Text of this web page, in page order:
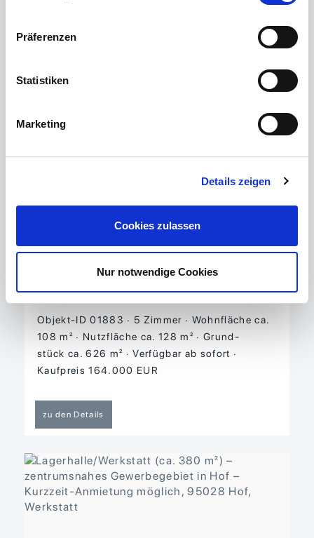
Präferenzen
Statistiken
Marketing
Details zeigen
Cookies zulassen
Nur notwendige Cookies
95100 Selb, Haus
Haus
Objekt-ID 01883 5 Zimmer
Wohnfläche ca.
108 m²
Nutzfläche ca. 128 m²
Grund­
stück ca. 626 m²
Verfügbar ab sofort
Kaufpreis 164.000 EUR
zu den Details